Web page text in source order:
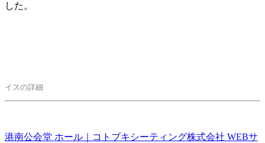
した。
イスの詳細
港南公会堂 ホール｜コトブキシーティング株式会社 WEBサ